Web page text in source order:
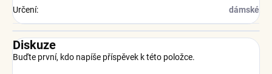
Určení: dámské
Diskuze
Buďte první, kdo napíše příspěvek k této položce.